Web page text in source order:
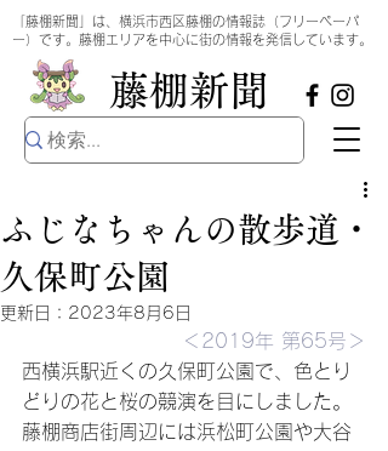
​藤棚新聞
「藤棚新聞」は、横浜市西区藤棚の情報誌（フリーペーパ
ー）です。藤棚エリアを中心に街の情報を発信しています。
ふじなちゃんの散歩道・
久保町公園
更新日： 2023年8月6日
＜2019年 第65号＞
西横浜駅近くの久保町公園で、色とり
どりの花と桜の競演を目にしました。
藤棚商店街周辺には浜松町公園や大谷